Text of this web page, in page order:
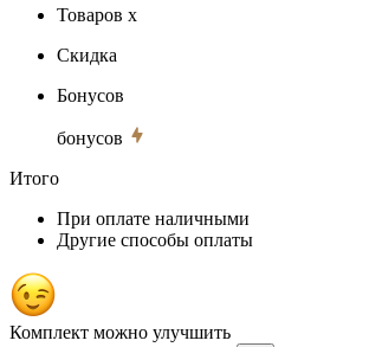
Товаров x
Скидка
Бонусов
бонусов
Итого
При оплате наличными
Другие способы оплаты
Комплект можно улучшить